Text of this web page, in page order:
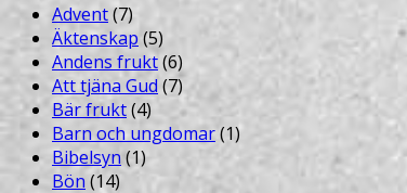
Advent(7)
Äktenskap(5)
Andens frukt(6)
Att tjäna Gud (7)
Bär frukt(4)
Barn och ungdomar(1)
Bibelsyn(1)
Bön (14)